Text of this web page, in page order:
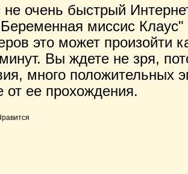
очень быстрый
миссис Клаус"
это может произойти
Вы ждете не зря,
много положительных
от ее прохождения.